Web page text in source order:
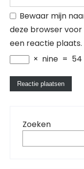
Bewaar mijn
deze browser
een reactie plaats.
× nine = 54
Zoeken